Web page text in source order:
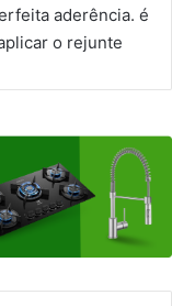
aderência. é
o rejunte